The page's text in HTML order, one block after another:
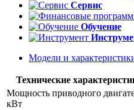
Сервис
Обучение
Модели и
Технические
Мощность приводного
кВт